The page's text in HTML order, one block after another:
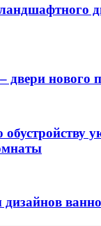
двери нового
обустройству